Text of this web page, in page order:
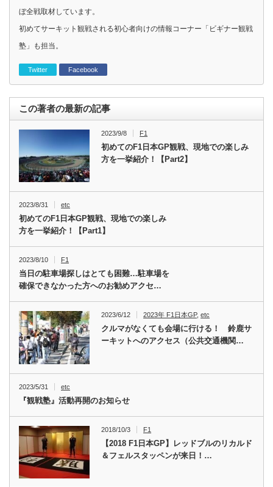
ぼ全戦取材しています。
初めてサーキット観戦される初心者向けの情報コーナー「ビギナー観戦
塾」も担当。
Twitter Facebook
この著者の最新の記事
2023/9/8 F1
初めてのF1日本GP観戦、現地での楽しみ
方を一挙紹介！【Part2】
2023/8/31 etc
初めてのF1日本GP観戦、現地での楽しみ
方を一挙紹介！【Part1】
2023/8/10 F1
当日の駐車場探しはとても困難…駐車場を
確保できなかった方へのお勧めアクセ…
2023/6/12 2023年 F1日本GP,etc
クルマがなくても会場に行ける！ 鈴鹿サ
ーキットへのアクセス（公共交通機関…
2023/5/31 etc
『観戦塾』活動再開のお知らせ
2018/10/3 F1
【2018 F1日本GP】レッドブルのリカルド
＆フェルスタッペンが来日！…